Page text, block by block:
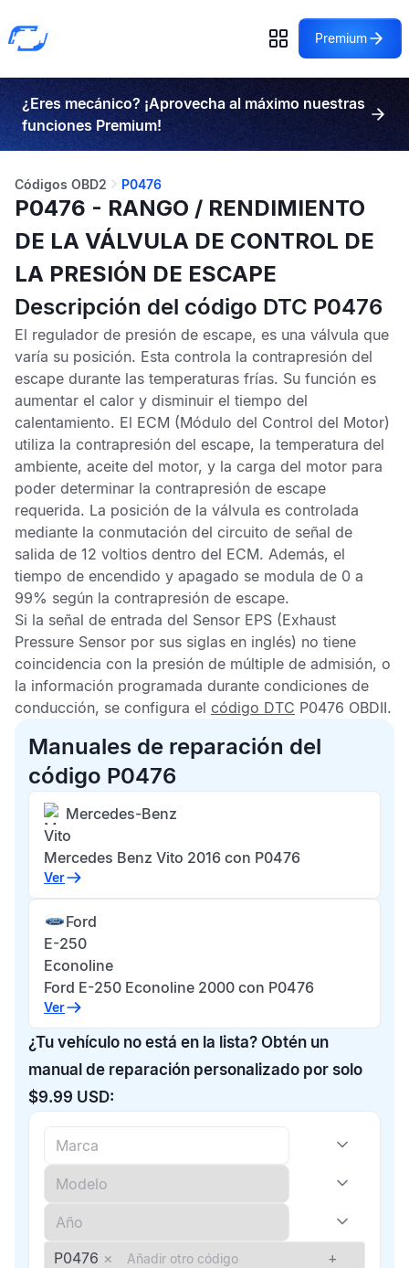
Premium
¿Eres mecánico? ¡Aprovecha al máximo nuestras
funciones Premium!
Códigos OBD2 P0476
P0476 - RANGO / RENDIMIENTO
DE LA VÁLVULA DE CONTROL DE
LA PRESIÓN DE ESCAPE
Descripción del código DTC P0476
El regulador de presión de escape, es una válvula que
varía su posición. Esta controla la contrapresión del
escape durante las temperaturas frías. Su función es
aumentar el calor y disminuir el tiempo del
calentamiento. El ECM (Módulo del Control del Motor)
utiliza la contrapresión del escape, la temperatura del
ambiente, aceite del motor, y la carga del motor para
poder determinar la contrapresión de escape
requerida. La posición de la válvula es controlada
mediante la conmutación del circuito de señal de
salida de 12 voltios dentro del ECM. Además, el
tiempo de encendido y apagado se modula de 0 a
99% según la contrapresión de escape.
Si la señal de entrada del Sensor EPS (Exhaust
Pressure Sensor por sus siglas en inglés) no tiene
coincidencia con la presión de múltiple de admisión, o
la información programada durante condiciones de
conducción, se configura el código DTC P0476 OBDII.
Manuales de reparación del
código P0476
Mercedes-Benz
Vito
Mercedes Benz Vito 2016 con P0476
Ver
Ford
E-250
Econoline
Ford E-250 Econoline 2000 con P0476
Ver
¿Tu vehículo no está en la lista? Obtén un
manual de reparación personalizado por solo
$9.99 USD:
P0476 × +